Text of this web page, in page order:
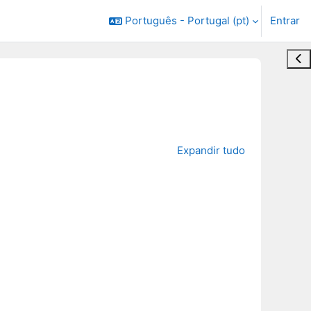
Português - Portugal ‎(pt)‎ Entrar
Expandir tudo